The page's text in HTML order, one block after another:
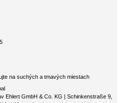
na suchých a tmavých miestach
Ehlert GmbH & Co. KG | Schinkenstraße 9,